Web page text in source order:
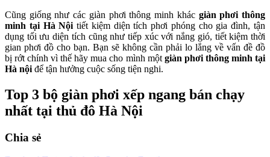
Cũng giống như các giàn phơi thông minh khác giàn phơi thông
minh tại Hà Nộitiết kiệm diện tích phơi phóng cho gia đình, tận
dụng tối ưu diện tích cũng như tiếp xúc với nắng gió, tiết kiệm thời
gian phơi đồ cho bạn. Bạn sẽ không cần phải lo lắng về vấn đề đồ
bị rớt chính vì thế hãy mua cho mình một giàn phơi thông minh tại
Hà nội để tận hưởng cuộc sống tiện nghi.
Top 3 bộ giàn phơi xếp ngang bán chạy
nhất tại thủ đô Hà Nội
Chia sẻ